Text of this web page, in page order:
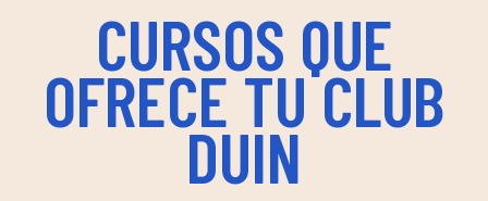
CURSOS QUE
OFRECE TU CLUB
DUIN